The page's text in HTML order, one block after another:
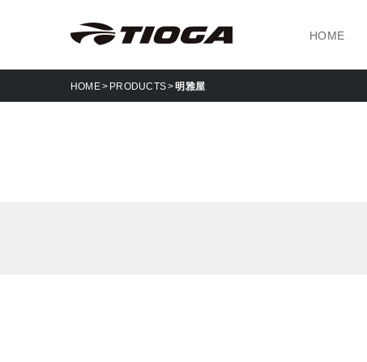
HOME
HOME PRODUCTS 明雅屋